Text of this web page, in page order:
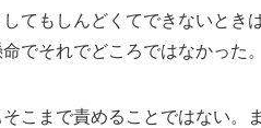
してもしんどくてできないとき
でそれでどころではなかった。
そこまで責めることではない。